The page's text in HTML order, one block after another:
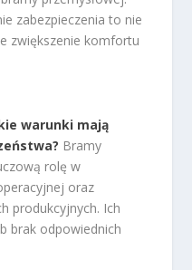
zabezpieczenia to nie
zwiększenie komfortu
warunki mają
Bramy
rolę w
oraz
produkcyjnych. Ich
brak odpowiednich